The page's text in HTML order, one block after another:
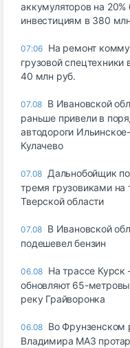
аккумуляторов на 20%
инвестициям в 380
07:06 На ремонт
грузовой спецтехники
40 млн руб.
07.08 В Ивановской
раньше привели в
автодороги
Кулачево
07.08 Дальнобойщик
тремя грузовиками на
Тверской области
07.08 В Ивановской
подешевел бензин
06.08 На трассе Курск
обновляют 65-
реку Грайворонка
06.08 Во Фрунзенском
Владимира МАЗ